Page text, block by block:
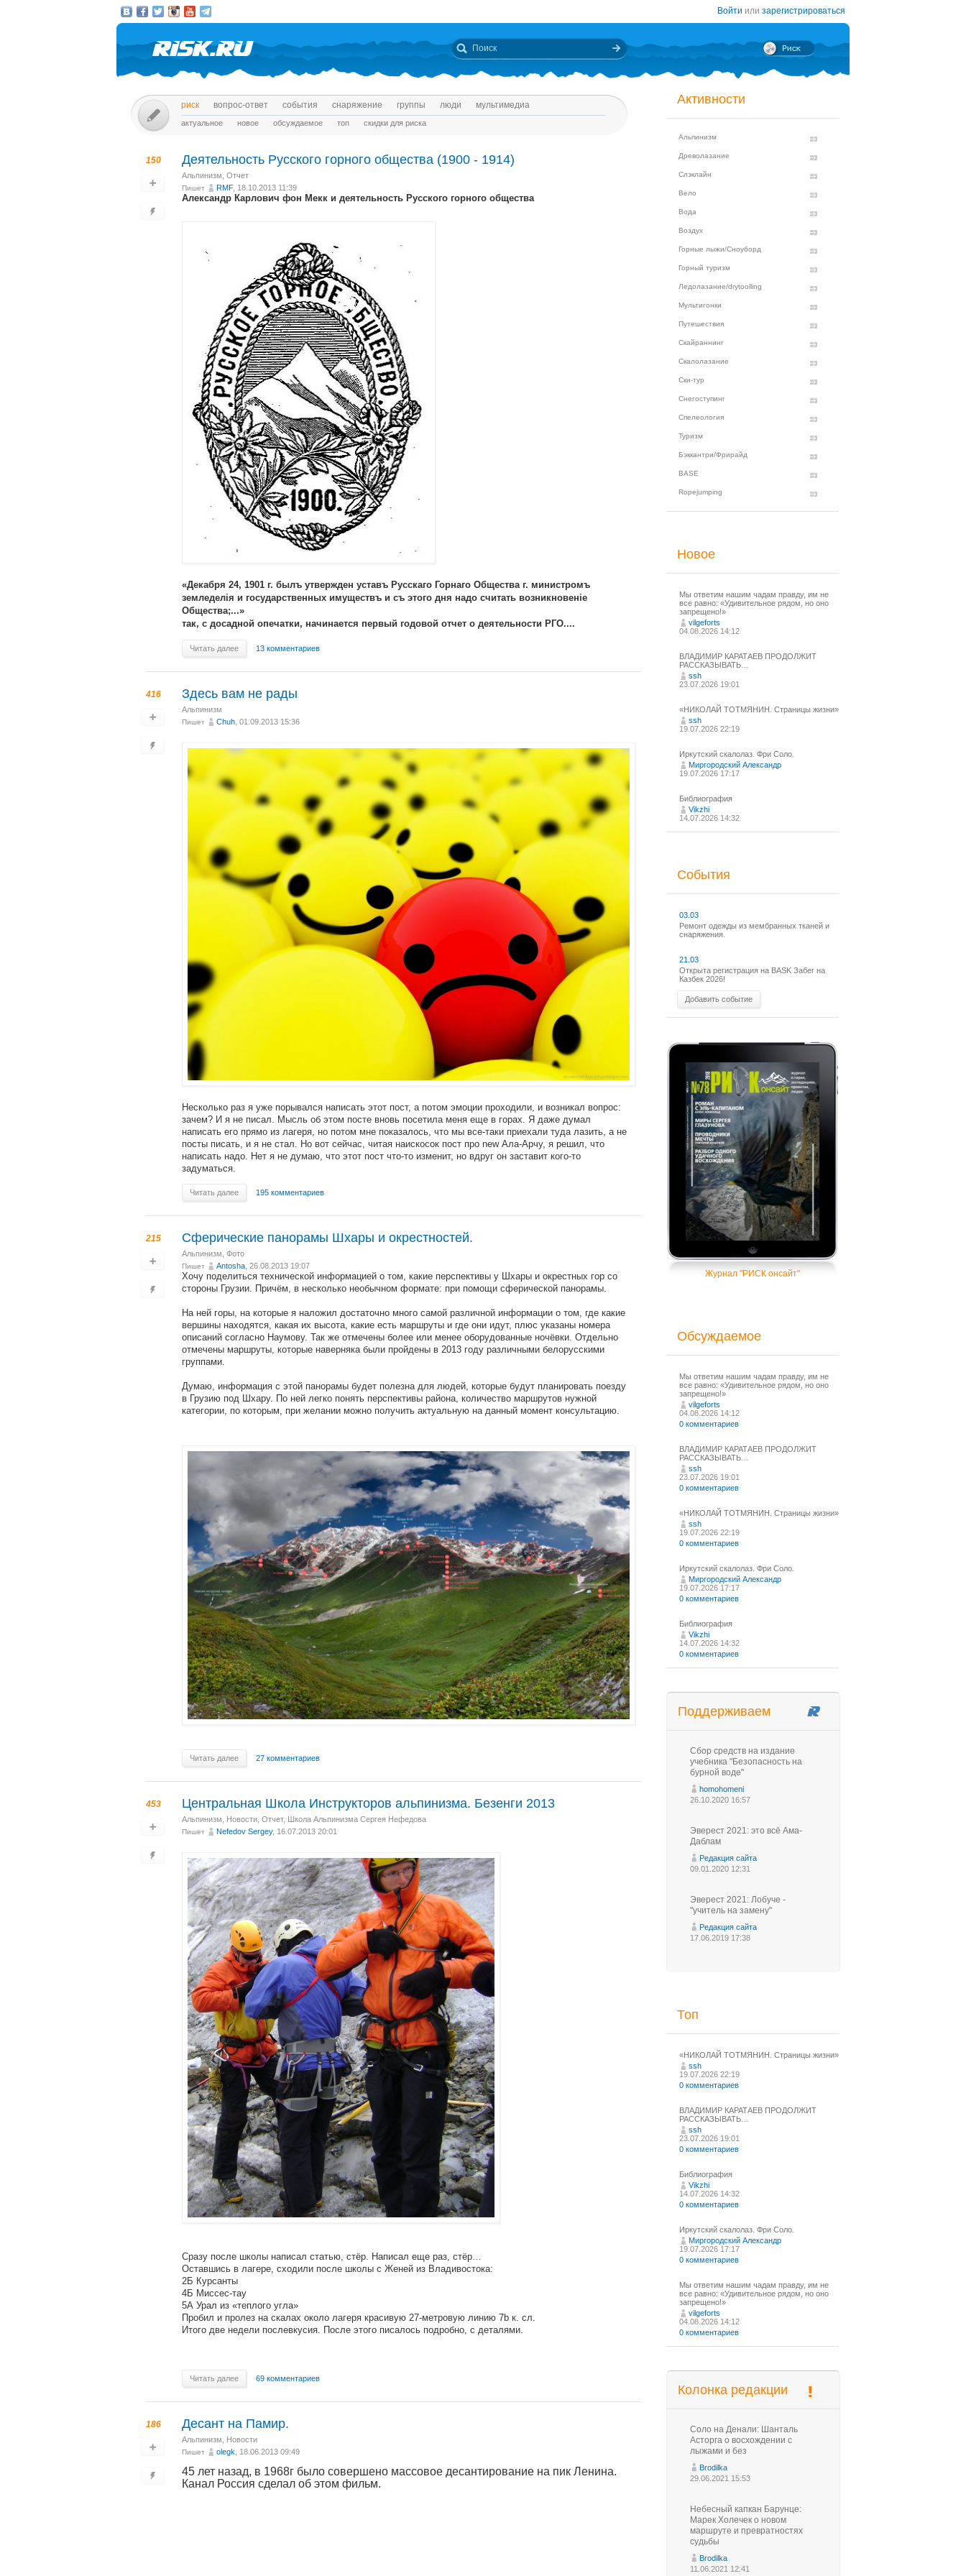
Войти или зарегистрироваться
риск вопрос-ответ события снаряжение группы люди мультимедиа
актуальное новое обсуждаемое топ скидки для риска
150 Деятельность Русского горного общества (1900 - 1914)
Альпинизм Отчет
Пишет RMF, 18.10.2013 11:39
Александр Карлович фон Мекк и деятельность Русского горного общества
«Декабря 24, 1901 г. былъ утвержден уставъ Русскаго Горнаго Общества г. министромъ
земледелiя и государственных имуществъ и съ этого дня надо считать возникновенiе
Общества;...»
так, с досадной опечатки, начинается первый годовой отчет о деятельности РГО....
Читать далее 13 комментариев
416 Здесь вам не рады
Альпинизм
Пишет Chuh , 01.09.2013 15:36
Несколько раз я уже порывался написать этот пост, а потом эмоции проходили, и возникал вопрос:
зачем? И я не писал. Мысль об этом посте вновь посетила меня еще в горах. Я даже думал
написать его прямо из лагеря, но потом мне показалось, что мы все-таки приехали туда лазить, а не
посты писать, и я не стал. Но вот сейчас, читая наискосок пост про new Ала-Арчу, я решил, что
написать надо. Нет я не думаю, что этот пост что-то изменит, но вдруг он заставит кого-то
задуматься.
Читать далее 195 комментариев
215 Сферические панорамы Шхары и окрестностей.
Альпинизм Фото
Пишет Antosha , 26.08.2013 19:07
Хочу поделиться технической информацией о том, какие перспективы у Шхары и окрестных гор со
стороны Грузии. Причём, в несколько необычном формате: при помощи сферической панорамы.
На ней горы, на которые я наложил достаточно много самой различной информации о том, где какие
вершины находятся, какая их высота, какие есть маршруты и где они идут, плюс указаны номера
описаний согласно Наумову. Так же отмечены более или менее оборудованные ночёвки. Отдельно
отмечены маршруты, которые наверняка были пройдены в 2013 году различными белорусскими
группами.
Думаю, информация с этой панорамы будет полезна для людей, которые будут планировать поезду
в Грузию под Шхару. По ней легко понять перспективы района, количество маршрутов нужной
категории, по которым, при желании можно получить актуальную на данный момент консультацию.
Читать далее 27 комментариев
453 Центральная Школа Инструкторов альпинизма. Безенги 2013
Альпинизм Новости Отчет, Школа Альпинизма Сергея Нефедова
Пишет Nefedov Sergey, 16.07.2013 20:01
Сразу после школы написал статью, стёр. Написал еще раз, стёр…
Оставшись в лагере, сходили после школы с Женей из Владивостока:
2Б Курсанты
4Б Миссес-тау
5А Урал из «теплого угла»
Пробил и пролез на скалах около лагеря красивую 27-метровую линию 7b к. сл.
Итого две недели послевкусия. После этого писалось подробно, с деталями.
Читать далее 69 комментариев
186 Десант на Памир.
Альпинизм Новости
Пишет olegk , 18.06.2013 09:49
45 лет назад, в 1968г было совершено массовое десантирование на пик Ленина.
Канал Россия сделал об этом фильм.
Активности
Альпинизм
Древолазание
Слэклайн
Вело
Вода
Воздух
Горные лыжи/Сноуборд
Горный туризм
Ледолазание/drytoolling
Мультигонки
Путешествия
Скайраннинг
Скалолазание
Ски-тур
Снегоступинг
Спелеология
Туризм
Бэккантри/Фрирайд
BASE
Ropejumping
Новое
Мы ответим нашим чадам правду, им не
все равно: «Удивительное рядом, но оно
запрещено!»
vilgeforts
04.08.2026 14:12
ВЛАДИМИР КАРАТАЕВ ПРОДОЛЖИТ
РАССКАЗЫВАТЬ…
ssh
23.07.2026 19:01
«НИКОЛАЙ ТОТМЯНИН. Страницы жизни»
ssh
19.07.2026 22:19
Иркутский скалолаз. Фри Соло.
Миргородский Александр
19.07.2026 17:17
Библиография
Vikzhi
14.07.2026 14:32
События
03.03
Ремонт одежды из мембранных тканей и
снаряжения.
21.03
Открыта регистрация на BASK Забег на
Казбек 2026!
Добавить событие
Журнал "РИСК онсайт"
Обсуждаемое
Мы ответим нашим чадам правду, им не
все равно: «Удивительное рядом, но оно
запрещено!»
vilgeforts
04.08.2026 14:12
0 комментариев
ВЛАДИМИР КАРАТАЕВ ПРОДОЛЖИТ
РАССКАЗЫВАТЬ…
ssh
23.07.2026 19:01
0 комментариев
«НИКОЛАЙ ТОТМЯНИН. Страницы жизни»
ssh
19.07.2026 22:19
0 комментариев
Иркутский скалолаз. Фри Соло.
Миргородский Александр
19.07.2026 17:17
0 комментариев
Библиография
Vikzhi
14.07.2026 14:32
0 комментариев
Поддерживаем
Сбор средств на издание
учебника "Безопасность на
бурной воде"
homohomeni
26.10.2020 16:57
Эверест 2021: это всё Ама-
Даблам
Редакция сайта
09.01.2020 12:31
Эверест 2021: Лобуче -
"учитель на замену"
Редакция сайта
17.06.2019 17:38
Топ
«НИКОЛАЙ ТОТМЯНИН. Страницы жизни»
ssh
19.07.2026 22:19
0 комментариев
ВЛАДИМИР КАРАТАЕВ ПРОДОЛЖИТ
РАССКАЗЫВАТЬ…
ssh
23.07.2026 19:01
0 комментариев
Библиография
Vikzhi
14.07.2026 14:32
0 комментариев
Иркутский скалолаз. Фри Соло.
Миргородский Александр
19.07.2026 17:17
0 комментариев
Мы ответим нашим чадам правду, им не
все равно: «Удивительное рядом, но оно
запрещено!»
vilgeforts
04.08.2026 14:12
0 комментариев
Колонка редакции
Соло на Денали: Шанталь
Асторга о восхождении с
лыжами и без
Brodilka
29.06.2021 15:53
Небесный капкан Барунце:
Марек Холечек о новом
маршруте и превратностях
судьбы
Brodilka
11.06.2021 12:41